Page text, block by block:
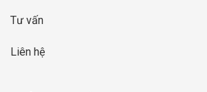
Tư vấn
Liên hệ